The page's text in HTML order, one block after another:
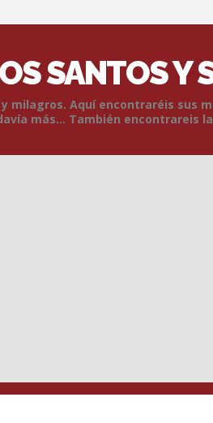
SANTOS Y
milagros. Aquí encontraréis sus
más... También encontrareis